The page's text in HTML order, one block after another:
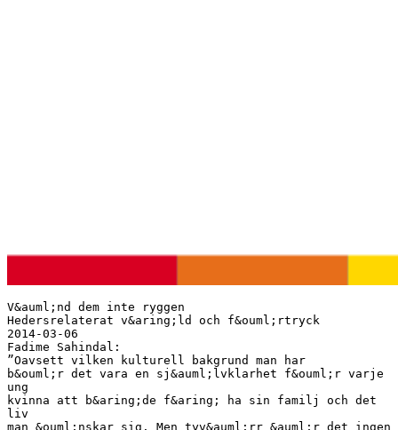
V&auml;nd dem inte ryggen
Hedersrelaterat v&aring;ld och f&ouml;rtryck
2014-03-06
Fadime Sahindal:
”Oavsett vilken kulturell bakgrund man har
b&ouml;r det vara en sj&auml;lvklarhet f&ouml;r varje
ung
kvinna att b&aring;de f&aring; ha sin familj och det
liv
man &ouml;nskar sig. Men tyv&auml;rr &auml;r det ingen